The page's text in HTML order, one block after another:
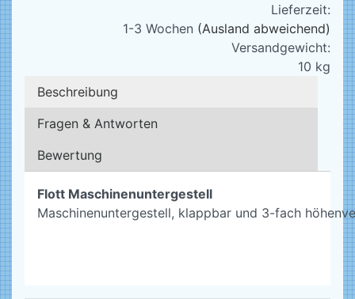
Lieferzeit:
1-3 Wochen (Ausland abweichend)
Versandgewicht:
10 kg
Beschreibung
Fragen & Antworten
Bewertung
Flott Maschinenuntergestell
Maschinenuntergestell, klappbar und 3-fach